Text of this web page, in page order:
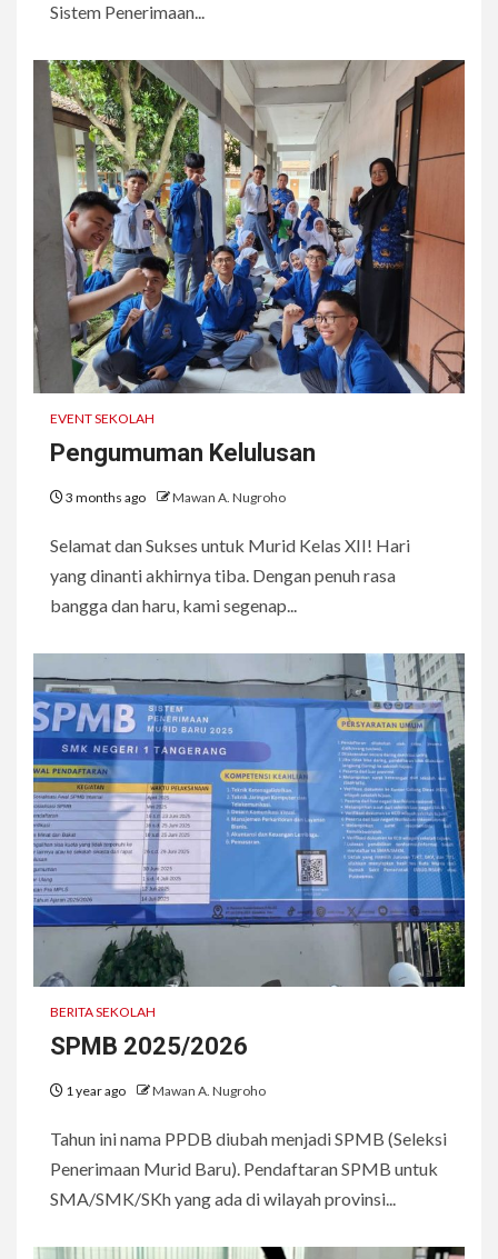
Sistem Penerimaan...
EVENT SEKOLAH
Pengumuman Kelulusan
3 months ago Mawan A. Nugroho
Selamat dan Sukses untuk Murid Kelas XII! Hari
yang dinanti akhirnya tiba. Dengan penuh rasa
bangga dan haru, kami segenap...
BERITA SEKOLAH
SPMB 2025/2026
1 year ago Mawan A. Nugroho
Tahun ini nama PPDB diubah menjadi SPMB (Seleksi
Penerimaan Murid Baru). Pendaftaran SPMB untuk
SMA/SMK/SKh yang ada di wilayah provinsi...